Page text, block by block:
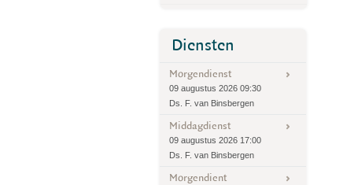
Diensten
Morgendienst
09 augustus 2026 09:30
Ds. F. van Binsbergen
Middagdienst
09 augustus 2026 17:00
Ds. F. van Binsbergen
Morgendient